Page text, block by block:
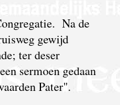
Na de
gewijd
ter deser
sermoen gedaan
Pater".